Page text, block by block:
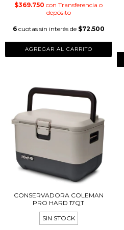
$369.750 con Transferencia o
depósito
6 cuotas sin interés de $72.500
CONSERVADORA COLEMAN
PRO HARD 17QT
SIN STOCK